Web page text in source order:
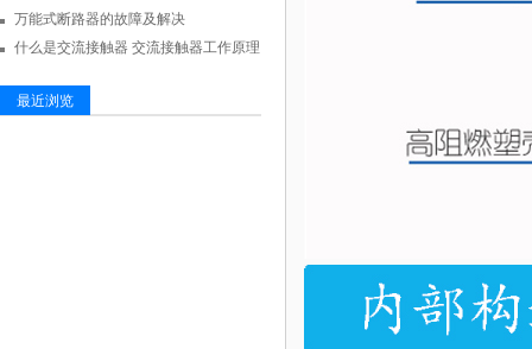
万能式断路器的故障及解决
什么是交流接触器 交流接触器工作原理
最近浏览